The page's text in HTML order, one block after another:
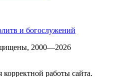
и богослужений
2000—2026
работы сайта.